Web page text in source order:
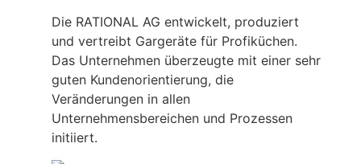
Die RATIONAL AG entwickelt, produziert
und vertreibt Gargeräte für Profiküchen.
Das Unternehmen überzeugte mit einer sehr
guten Kundenorientierung, die
Veränderungen in allen
Unternehmensbereichen und Prozessen
initiiert.